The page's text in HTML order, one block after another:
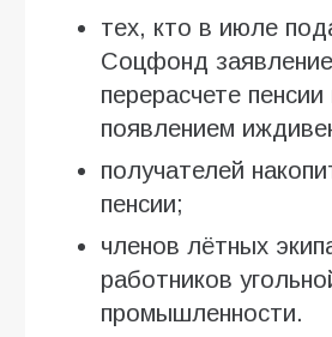
тех, кто в июле
Соцфонд
перерасчете
появлением
получателей
пенсии;
членов лётных
работников
промышленности.